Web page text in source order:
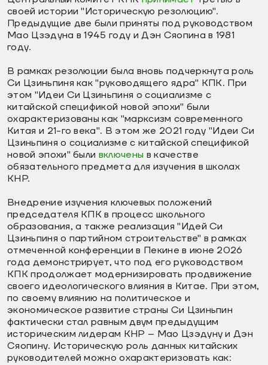
своей истории "Историческую резолюцию".
Предыдущие две были приняты под руководством
Мао Цзэдуна в 1945 году и Дэн Сяопина в 1981
году.
В рамках резолюции была вновь подчеркнута роль
Си Цзиньпиня как "руководящего ядра" КПК. При
этом "Идеи Си Цзиньпиня о социализме с
китайской спецификой новой эпохи" были
охарактеризованы как "марксизм современного
Китая и 21-го века". В этом же 2021 году "Идеи Си
Цзиньпиня о социализме с китайской спецификой
новой эпохи" были включены в качестве
обязательного предмета для изучения в школах
КНР.
Внедрение изучения ключевых положений
председателя КПК в процесс школьного
образования, а также реализация "Идей Си
Цзиньпиня о партийном строительстве" в рамках
отмеченной конференции в Пекине в июне 2026
года демонстрирует, что под его руководством
КПК продолжает модернизировать продвижение
своего идеологического влияния в Китае. При этом,
по своему влиянию на политическое и
экономическое развитие страны Си Цзиньпин
фактически стал равным двум предыдущим
историческим лидерам КНР – Мао Цзэдуну и Дэн
Сяопину. Историческую роль данных китайских
руководителей можно охарактеризовать как: